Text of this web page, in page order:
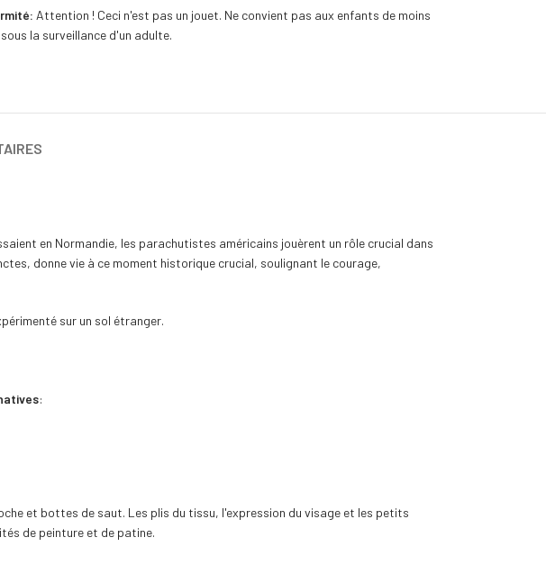
Attention ! Ceci n'est pas un jouet. Ne convient pas aux enfants de moins
la surveillance d'un adulte.
en Normandie, les parachutistes américains jouèrent un rôle crucial dans
donne vie à ce moment historique crucial, soulignant le courage,
sur un sol étranger.
:
et bottes de saut. Les plis du tissu, l'expression du visage et les petits
de peinture et de patine.